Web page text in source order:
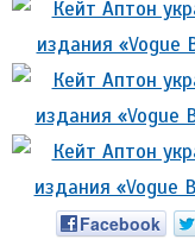
Facebook